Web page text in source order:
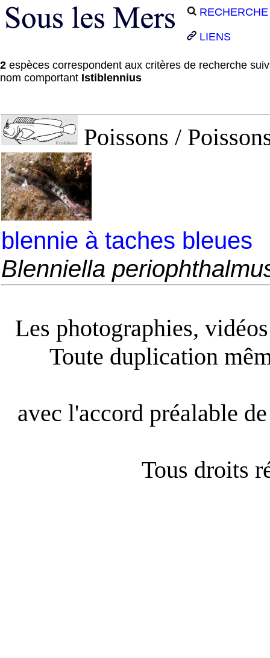
RECHERCHE
LIENS
2 espèces correspondent aux critères de recherche
nom comportant Istiblennius
Poissons /
blennie à taches bleues
Blenniella
Les photographies,
Toute duplication
avec l'accord préalable
Tous droits